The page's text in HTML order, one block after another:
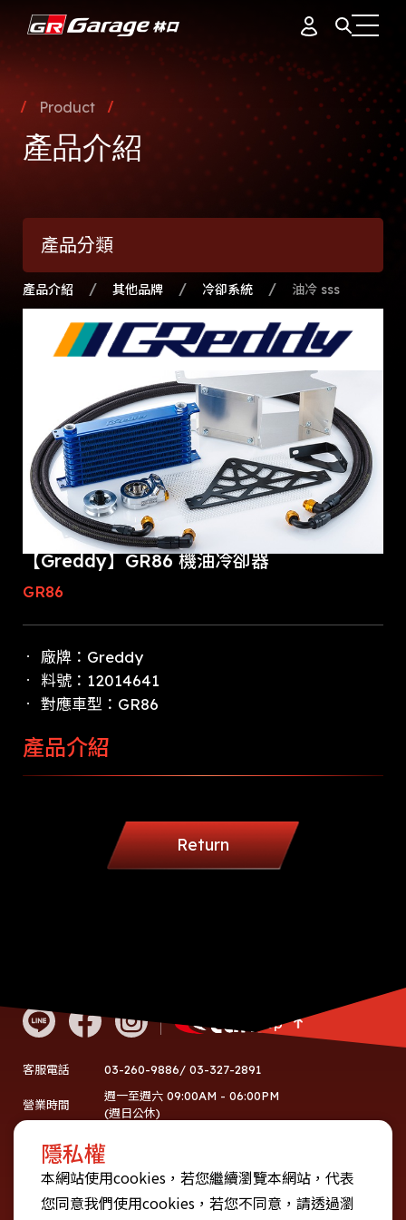
據點簡介
品牌故事
專業團隊
會員制度
最新消息
會員資料
訂單紀錄
通知中心
登出
Product
產品介紹
產品分類
產品介紹 其他品牌 冷卻系統 油冷 sss
【Greddy】GR86 機油冷卻器
GR86
廠牌：Greddy
料號：12014641
對應車型：GR86
產品介紹
Return
客服電話 03-260-9886/ 03-327-2891
營業時間
週一至週六 09:00AM - 06:00PM
(週日公休)
地址
桃園市龜山區復興三路10號
使用者條款隱私權政策
Go Top
隱私權
本網站使用cookies，若您繼續瀏覽本網站，代表
您同意我們使用cookies，若您不同意，請透過瀏